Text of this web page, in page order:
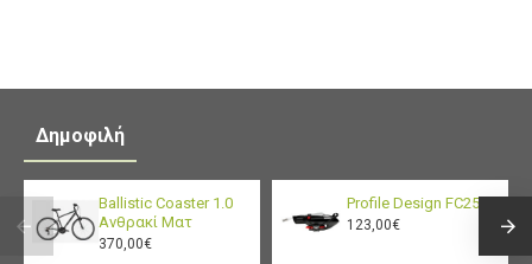
Δημοφιλή
Ballistic Coaster 1.0
Ανθρακί Ματ
370,00€
Profile Design FC25
123,00€